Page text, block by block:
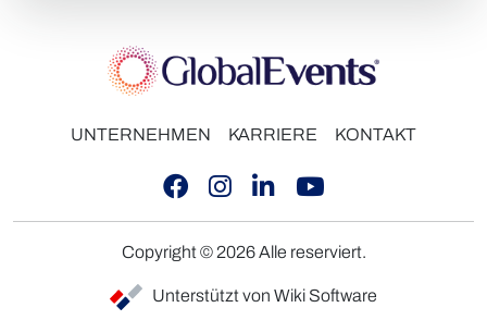
UNTERNEHMEN KARRIERE KONTAKT
Copyright © 2026 Alle reserviert.
Unterstützt von Wiki Software